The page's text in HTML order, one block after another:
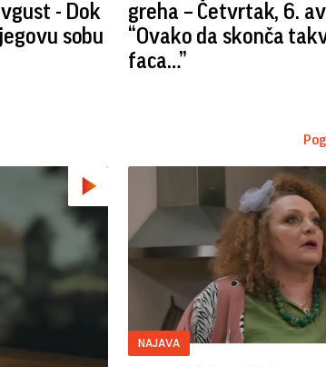
- Dok
sobu
greha – Četvrtak, 6.
“Ovako da skonča
faca…”
NAJAVA